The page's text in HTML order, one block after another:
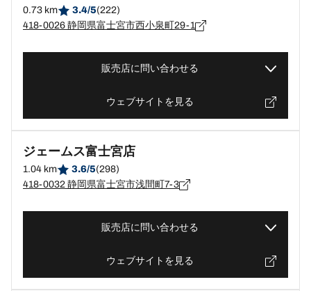
0.73 km 3.4/5(222)
418-0026 静岡県富士宮市西小泉町29-1
販売店に問い合わせる
ウェブサイトを見る
ジェームス富士宮店
1.04 km 3.6/5(298)
418-0032 静岡県富士宮市浅間町7-3
販売店に問い合わせる
ウェブサイトを見る